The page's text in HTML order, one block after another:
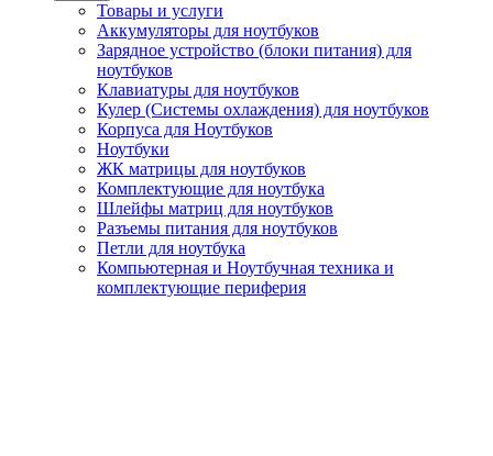
Товары и услуги
Аккумуляторы для ноутбуков
Зарядное устройство (блоки питания) для
ноутбуков
Клавиатуры для ноутбуков
Кулер (Системы охлаждения) для ноутбуков
Корпуса для Ноутбуков
Ноутбуки
ЖК матрицы для ноутбуков
Комплектующие для ноутбука
Шлейфы матриц для ноутбуков
Разъемы питания для ноутбуков
Петли для ноутбука
Компьютерная и Ноутбучная техника и
комплектующие периферия